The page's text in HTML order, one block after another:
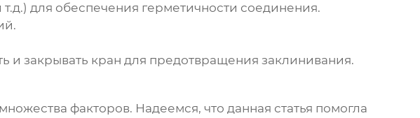
для обеспечения герметичности соединения.
и закрывать кран для предотвращения заклинивания.
факторов. Надеемся, что данная статья помогла